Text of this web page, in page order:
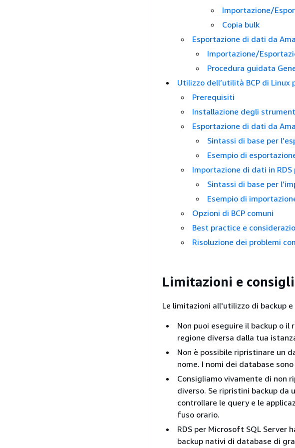
Importazione/
Copia bulk
Esportazione di dati da
Importazione/
Procedura guidata
Utilizzo dell’utilità BCP di
Prerequisiti
Installazione degli
Esportazione di dati da
Sintassi di base per
Esempio di
Importazione di dati in RDS
Sintassi di base per
Esempio di
Opzioni di BCP comuni
Best practice e
Risoluzione dei problemi
Limitazioni e consigli
Le limitazioni all'utilizzo di backup
Non puoi eseguire il backup o il
regione diversa dalla tua
Non è possibile ripristinare un
nome. I nomi dei database
Consigliamo vivamente di non
diverso. Se ripristini backup da
controllare le query e le
fuso orario.
RDS per Microsoft SQL Server
backup nativi di database di